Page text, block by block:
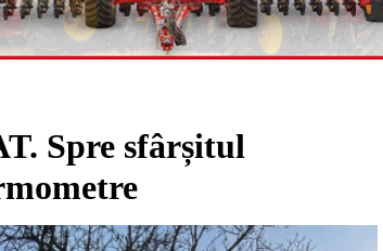
Spre sfârșitul